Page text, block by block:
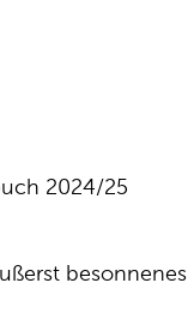
2024/25
besonnenes